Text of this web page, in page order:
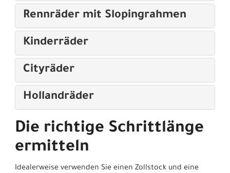
Rennräder mit Slopingrahmen
Kinderräder
Cityräder
Hollandräder
Die richtige Schrittlänge
ermitteln
Idealerweise verwenden Sie einen Zollstock und eine